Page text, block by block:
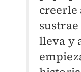
creerle
lleva y